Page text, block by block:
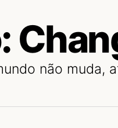
não muda,